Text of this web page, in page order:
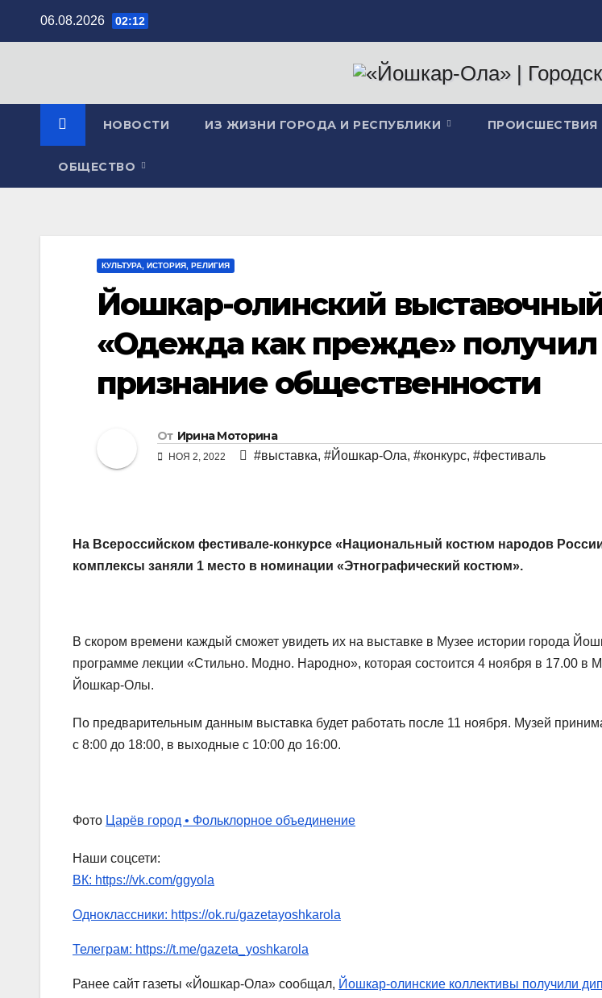
06.08.2026 02:12
НОВОСТИ ИЗ ЖИЗНИ ГОРОДА И РЕСПУБЛИКИ ПРОИСШЕСТВИЯ
ОБЩЕСТВО
КУЛЬТУРА, ИСТОРИЯ, РЕЛИГИЯ
Йошкар-олинский
«Одежда как прежде» получил
признание общественности
От Ирина Моторина
НОЯ 2, 2022 #выставка, #Йошкар-Ола, #конкурс, #фестиваль
На Всероссийском фестивале-конкурсе «Национальный костюм народов
комплексы заняли 1 место в номинации «Этнографический костюм».
В скором времени каждый сможет увидеть их на выставке в Музее истории города
программе лекции «Стильно. Модно. Народно», которая состоится 4 ноября в 17.00 в
Йошкар-Олы.
По предварительным данным выставка будет работать после 11 ноября. Музей
с 8:00 до 18:00, в выходные с 10:00 до 16:00.
Фото Царёв город • Фольклорное объединение
Наши соцсети:
ВК: https://vk.com/ggyola
Одноклассники: https://ok.ru/gazetayoshkarola
Телеграм: https://t.me/gazeta_yoshkarola
Ранее сайт газеты «Йошкар-Ола» сообщал, Йошкар-олинские коллективы получили